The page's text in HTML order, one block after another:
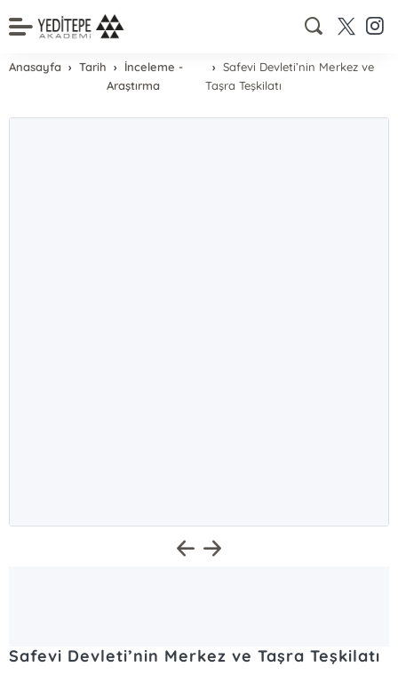
Anasayfa Tarih
İnceleme -
Araştırma
Safevi Devleti’nin Merkez ve
Taşra Teşkilatı
Safevi Devleti’nin Merkez ve Taşra Teşkilatı